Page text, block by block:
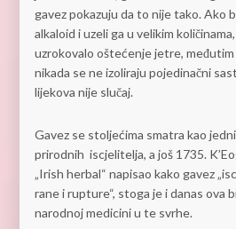
gavez pokazuju da to nije tako. Ako
alkaloid i uzeli ga u velikim
uzrokovalo oštećenje jetre,
nikada se ne izoliraju pojedinačni
lijekova nije slučaj.
Gavez se stoljećima smatra kao
prirodnih iscjelitelja, a još 1735.
„Irish herbal“ napisao kako gavez
rane i rupture“, stoga je i danas ova
narodnoj medicini u te svrhe.